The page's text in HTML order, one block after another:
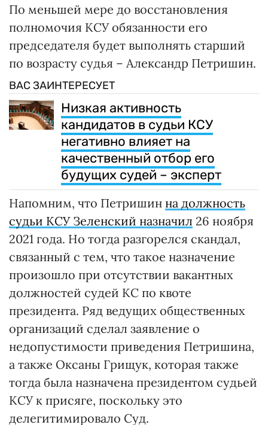
По меньшей мере до восстановления
полномочия КСУ обязанности его
председателя будет выполнять старший
по возрасту судья – Александр Петришин.
ВАС ЗАИНТЕРЕСУЕТ
Низкая активность
кандидатов в судьи КСУ
негативно влияет на
качественный отбор его
будущих судей – эксперт
Напомним, что Петришин на должность
судьи КСУ Зеленский назначил 26 ноября
2021 года. Но тогда разгорелся скандал,
связанный с тем, что такое назначение
произошло при отсутствии вакантных
должностей судей КС по квоте
президента. Ряд ведущих общественных
организаций сделал заявление о
недопустимости приведения Петришина,
а также Оксаны Грищук, которая также
тогда была назначена президентом судьей
КСУ к присяге, поскольку это
делегитимировало Суд.